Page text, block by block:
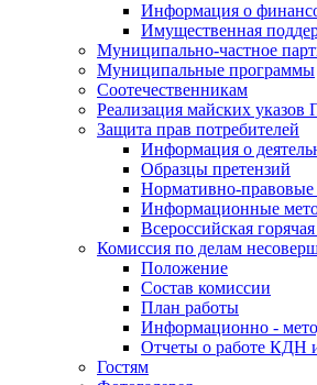
Информация о
Имущественная
Муниципально-частное
Муниципальные программы
Соотечественникам
Реализация майских указов
Защита прав потребителей
Информация о
Образцы претензий
Нормативно-правовые
Информационные
Всероссийская
Комиссия по делам
Положение
Состав комиссии
План работы
Информационно -
Отчеты о работе КДН
Гостям